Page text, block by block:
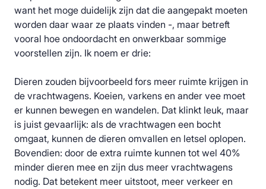
want het moge duidelijk zijn dat die aangepakt moeten
worden daar waar ze plaats vinden -, maar betreft
vooral hoe ondoordacht en onwerkbaar sommige
voorstellen zijn. Ik noem er drie:
Dieren zouden bijvoorbeeld fors meer ruimte krijgen in
de vrachtwagens. Koeien, varkens en ander vee moet
er kunnen bewegen en wandelen. Dat klinkt leuk, maar
is juist gevaarlijk: als de vrachtwagen een bocht
omgaat, kunnen de dieren omvallen en letsel oplopen.
Bovendien: door de extra ruimte kunnen tot wel 40%
minder dieren mee en zijn dus meer vrachtwagens
nodig. Dat betekent meer uitstoot, meer verkeer en